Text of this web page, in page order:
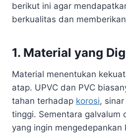
berikut ini agar
berkualitas dan
1. Material yang
Material menentukan
atap. UPVC dan PVC
tahan terhadap korosi,
tinggi. Sementara galvalum
yang ingin mengedepankan